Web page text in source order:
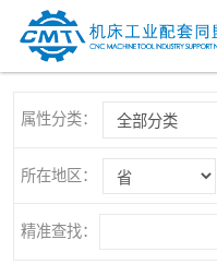
属性分类：
所在地区：
精准查找：